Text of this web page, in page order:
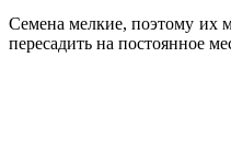
Семена мелкие, поэтому их
пересадить на постоянное